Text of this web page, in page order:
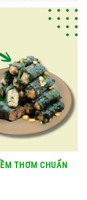
THƠM CHUẨN